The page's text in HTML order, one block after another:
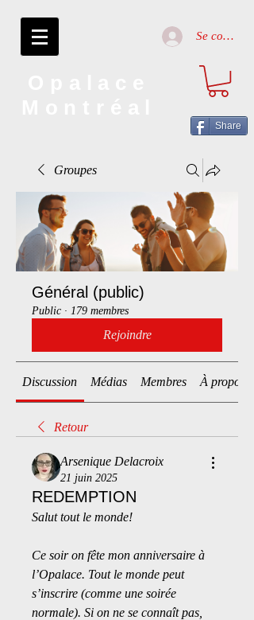
Se connecter
Share
Groupes
Général (public)
Public · 179 membres
Rejoindre
Discussion Médias Membres À propos
Retour
Arsenique Delacroix
21 juin 2025
REDEMPTION
Salut tout le monde!
Ce soir on fête mon anniversaire à
l’Opalace. Tout le monde peut
s’inscrire (comme une soirée
normale). Si on ne se connaît pas,